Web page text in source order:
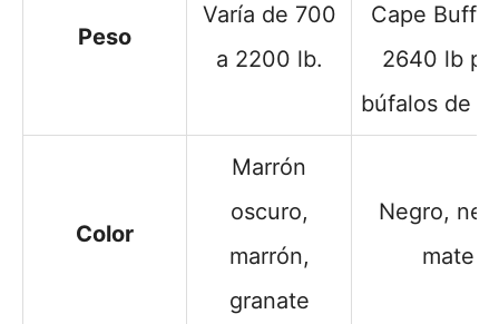
Peso
Varía de 700
a 2200 lb.
Cape
2640 lb
búfalos de
Color
Marrón
oscuro,
marrón,
granate
Negro,
mate